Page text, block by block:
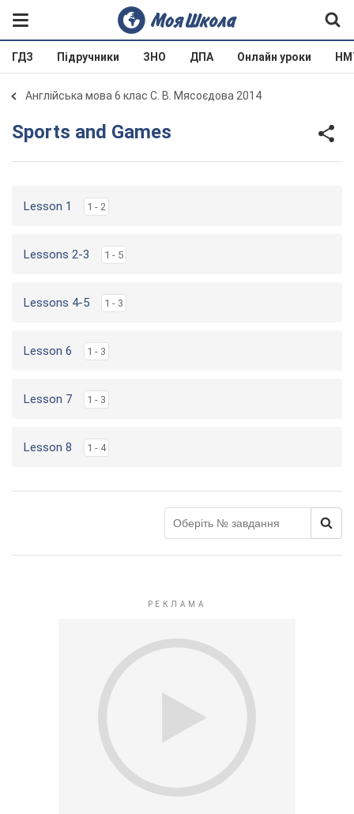
ГДЗ Підручники ЗНО ДПА Онлайн уроки
Англійська мова 6 клас С. В. Мясоєдова 2014
Sports and Games
Lesson 1 1 - 2
Lessons 2-3 1 - 5
Lessons 4-5 1 - 3
Lesson 6 1 - 3
Lesson 7 1 - 3
Lesson 8 1 - 4